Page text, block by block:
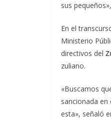
sus
En el
Ministerio
directivos del
zuliano.
«Buscamos
sancionada en
esta», señaló